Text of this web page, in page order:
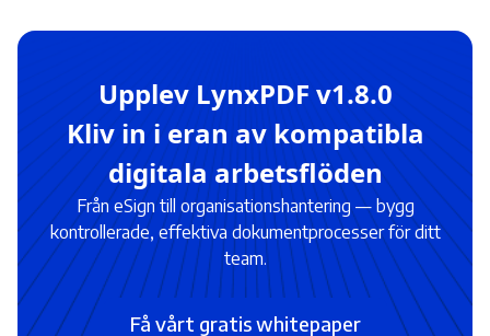
Upplev LynxPDF v1.8.0
Kliv in i eran av kompatibla
digitala arbetsflöden
Från eSign till organisationshantering — bygg
kontrollerade, effektiva dokumentprocesser för ditt
team.
Få vårt gratis whitepaper